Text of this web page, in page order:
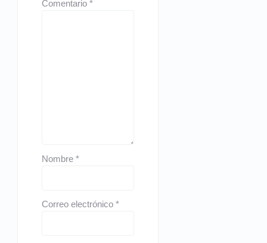
Comentario*
Nombre*
Correo electrónico*